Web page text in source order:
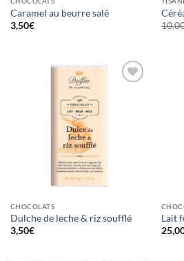
Caramel au beurre salé
3,50€
CHOCOLATS
Dulche de leche & riz soufflé
3,50€
Lait